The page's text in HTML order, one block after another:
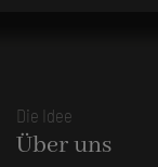
Die Idee
Über uns